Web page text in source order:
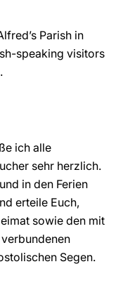
Parish in
speaking visitors
ich alle
sehr herzlich.
in den Ferien
erteile Euch,
sowie den mit
Segen.